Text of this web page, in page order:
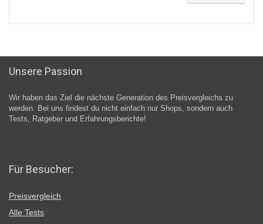
Unsere Passion
Wir haben das Ziel die nächste Generation des Preisvergleichs zu
werden. Bei uns findest du nicht einfach nur Shops, sondern auch
Tests, Ratgeber und Erfahrungsberichte!
Für Besucher:
Preisvergleich
Alle Tests